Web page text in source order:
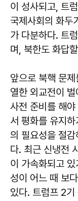
이 성사되고, 트
국제사회의 화두
가 다분하다. 트
며, 북한도 화답
앞으로 북핵 문
열한 외교전이
사전 준비를 해
서 평화를 유지하
의 필요성을 절
다. 최근 신냉전
이 가속화되고 있
성이 어느 때 보
있다. 트럼프 2기